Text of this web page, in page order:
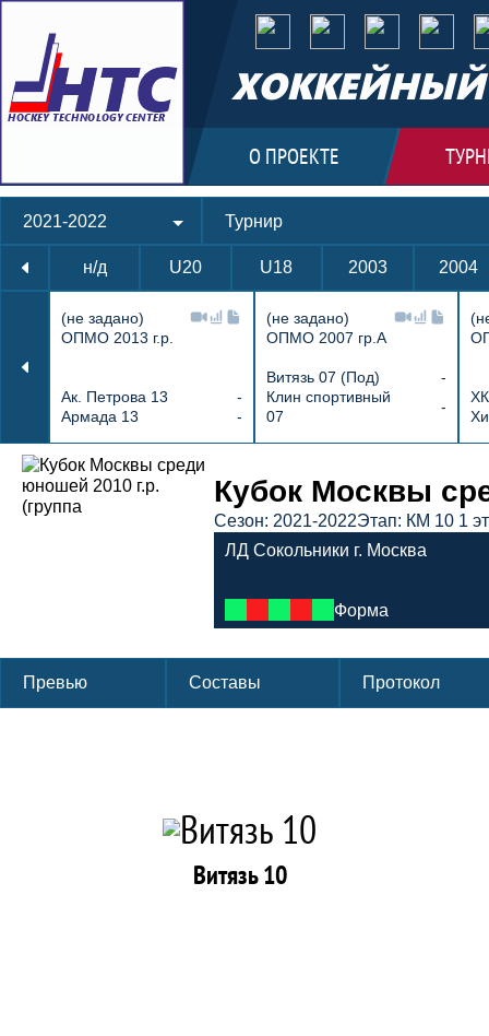
ХОККЕЙНЫЙ
О ПРОЕКТЕ
2021-2022 Турнир
н/д U20 U18 2003 2004
(не задано)
ОПМО 2013 г.р.
Ак. Петрова 13
-
Армада 13
-
(не задано)
ОПМО 2007 гр.А
Витязь 07 (Под)
-
Клин спортивный
07
-
Протокол и события матча Витязь
Кубок Москвы
Сезон: 2021-2022Этап: КМ 10 1
ЛД Сокольники г. Москва
Форма
Превью Составы Протокол
Витязь 10